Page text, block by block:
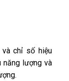
chỉ số hiệu
năng lượng và